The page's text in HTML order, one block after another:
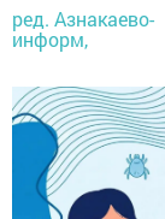
ред. Азнакаево-
информ,